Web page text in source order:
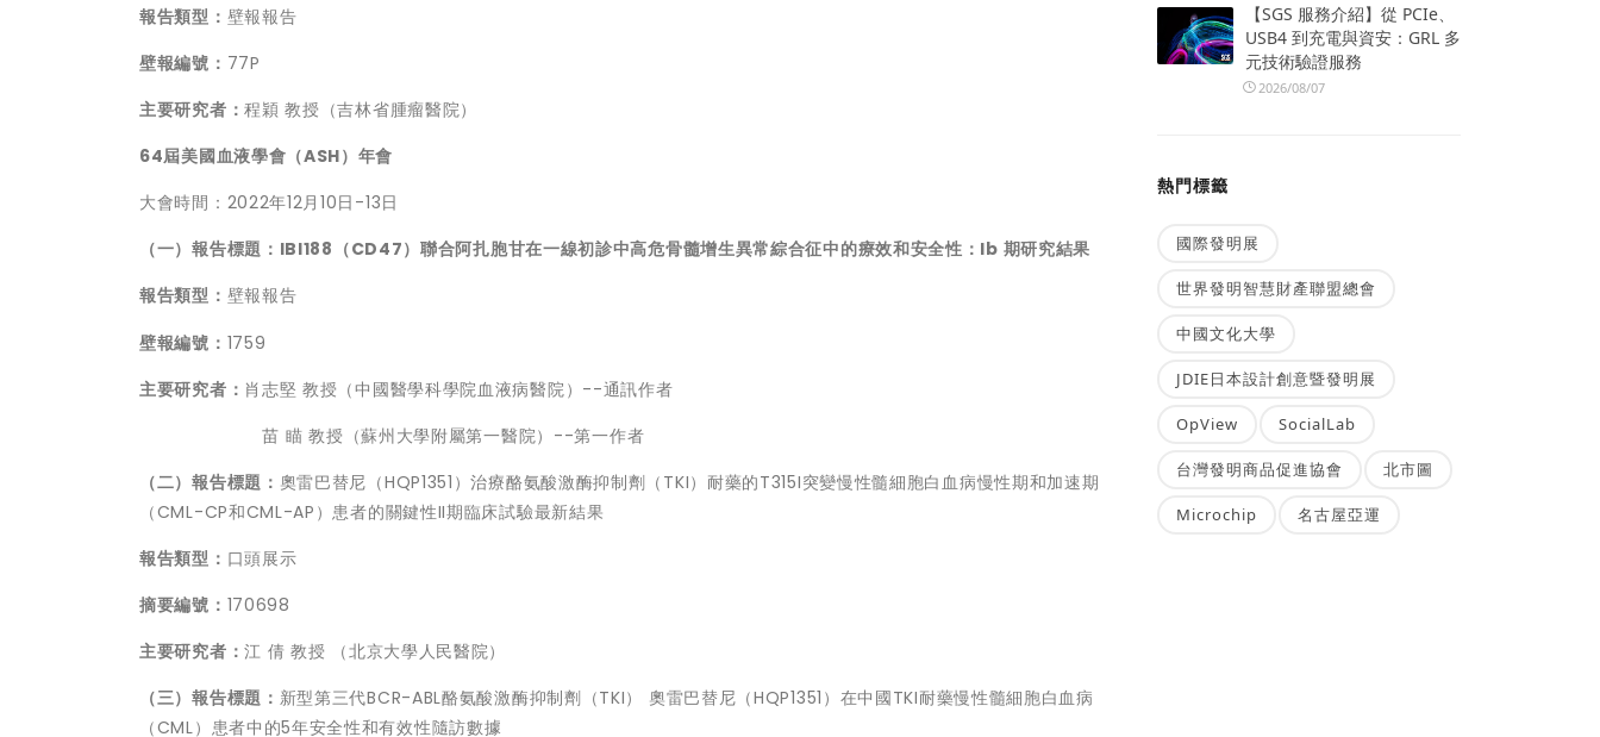
報告類型： 壁報報告
壁報編號： 77P
主要研究者：程穎 教授（吉林省腫瘤醫院）
64屆美國血液學會（ASH）年會
大會時間：2022年12月10日-13日
（一）報告標題： IBI188（CD47）聯合阿扎胞甘在一線初診中高危骨髓增生異常綜合征中的療效和安全性：Ib 期研究結果
報告類型： 壁報報告
壁報編號： 1759
主要研究者： 肖志堅 教授（中國醫學科學院血液病醫院）--通訊作者
苗 瞄 教授（蘇州大學附屬第一醫院）--第一作者
（二）報告標題： 奧雷巴替尼（HQP1351）治療酪氨酸激酶抑制劑（TKI）耐藥的T315I突變慢性髓細胞白血病慢性期和加速期
（CML-CP和CML-AP）患者的關鍵性II期臨床試驗最新結果
報告類型： 口頭展示
摘要編號： 170698
主要研究者：江 倩 教授 （北京大學人民醫院）
（三）報告標題： 新型第三代BCR-ABL酪氨酸激酶抑制劑（TKI） 奧雷巴替尼（HQP1351）在中國TKI耐藥慢性髓細胞白血病
（CML）患者中的5年安全性和有效性隨訪數據
【SGS 服務介紹】從 PCIe、
USB4 到充電與資安：GRL 多
元技術驗證服務
2026/08/07
熱門標籤
國際發明展
世界發明智慧財產聯盟總會
中國文化大學
JDIE日本設計創意暨發明展
OpView SocialLab
台灣發明商品促進協會 北市圖
Microchip 名古屋亞運